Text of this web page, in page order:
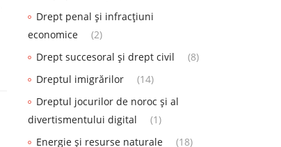
Drept penal și infracțiuni
economice
(2)
Drept succesoral și drept civil
(8)
Dreptul imigrărilor
(14)
Dreptul jocurilor de noroc și al
divertismentului digital
(1)
Energie și resurse naturale
(18)